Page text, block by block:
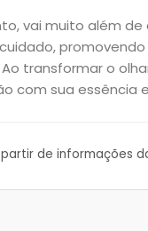
vai muito além
transformar o
com sua essência
de informações